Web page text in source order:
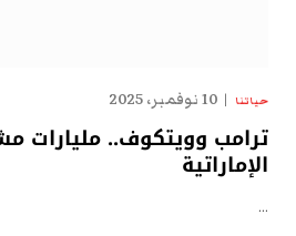
حياتنا 10 نوفمبر، 2025
ترامب وويتكوف.. مليارات
الإماراتية
…